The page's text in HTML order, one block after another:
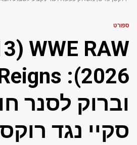
ספורט
Reigns
וברוק לסנר
סקיי נגד